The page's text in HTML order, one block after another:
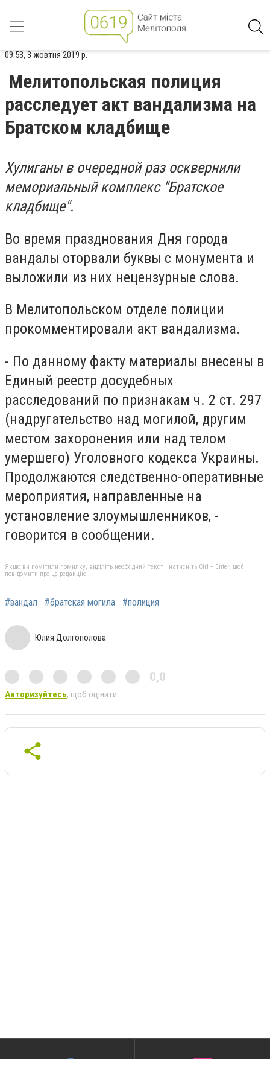
09:53, 3 жовтня 2019 р.
Мелитопольская полиция
расследует акт вандализма на
Братском кладбище
Хулиганы в очередной раз осквернили
мемориальный комплекс "Братское
кладбище".
Во время празднования Дня города
вандалы оторвали буквы с монумента и
выложили из них нецензурные слова.
В Мелитопольском отделе полиции
прокомментировали акт вандализма.
- По данному факту материалы внесены в
Единый реестр досудебных
расследований по признакам ч. 2 ст. 297
(надругательство над могилой, другим
местом захоронения или над телом
умершего) Уголовного кодекса Украины.
Продолжаются следственно-оперативные
мероприятия, направленные на
установление злоумышленников, -
говорится в сообщении.
Якщо ви помітили помилку, виділіть необхідний текст і натисніть Ctrl + Enter, щоб
повідомити про це редакцію
#вандал #братская могила #полиция
Юлия Долгополова
0,0
Авторизуйтесь, щоб оцінити